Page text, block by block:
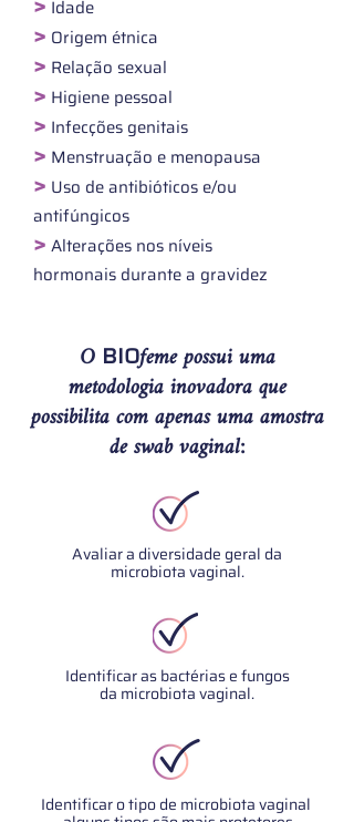
Idade
> Origem étnica
> Relação sexual
> Higiene pessoal
> Infecções genitais
> Menstruação e menopausa
> Uso de antibióticos e/ou
antifúngicos
> Alterações nos níveis
hormonais durante a gravidez
O BIOfeme possui uma
metodologia inovadora que
possibilita com apenas uma amostra
de swab vaginal:
Avaliar a diversidade geral da
microbiota vaginal.
Identificar as bactérias e fungos
da microbiota vaginal.
Identificar o tipo de microbiota vaginal